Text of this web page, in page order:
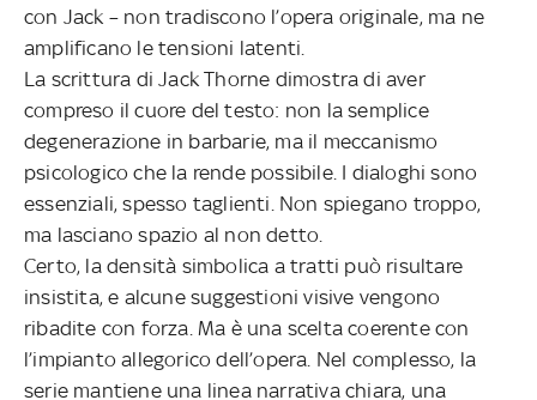
con Jack – non tradiscono l’opera originale, ma ne
amplificano le tensioni latenti.
La scrittura di Jack Thorne dimostra di aver
compreso il cuore del testo: non la semplice
degenerazione in barbarie, ma il meccanismo
psicologico che la rende possibile. I dialoghi sono
essenziali, spesso taglienti. Non spiegano troppo,
ma lasciano spazio al non detto.
Certo, la densità simbolica a tratti può risultare
insistita, e alcune suggestioni visive vengono
ribadite con forza. Ma è una scelta coerente con
l’impianto allegorico dell’opera. Nel complesso, la
serie mantiene una linea narrativa chiara, una